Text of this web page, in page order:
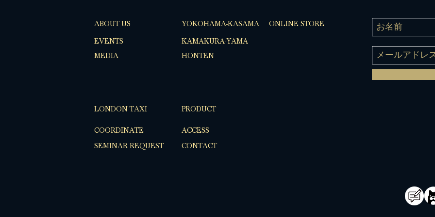
ABOUT US
EVENTS
MEDIA
YOKOHAMA-KASAMA ONLINE STORE
KAMAKURA-YAMA
HONTEN
LONDON TAXI
COORDINATE
SEMINAR REQUEST
PRODUCT
ACCESS
CONTACT